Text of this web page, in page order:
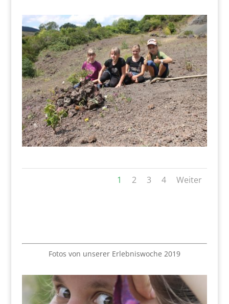
1 2 3 4 Weiter
Fotos von unserer Erlebniswoche 2019